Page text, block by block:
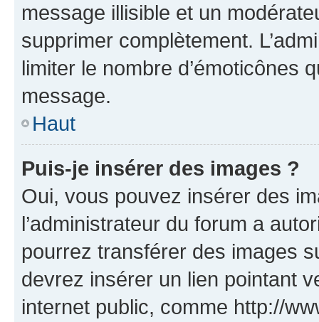
message illisible et un
supprimer complètement.
limiter le nombre d’émoticônes
message.
Haut
Puis-je insérer des images ?
Oui, vous pouvez insérer des
l’administrateur du forum a
pourrez transférer des images
devrez insérer un lien pointant
internet public, comme http://